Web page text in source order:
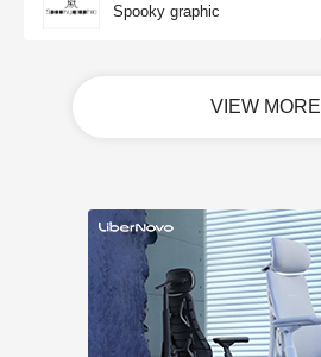
Spooky graphic
VIEW MORE